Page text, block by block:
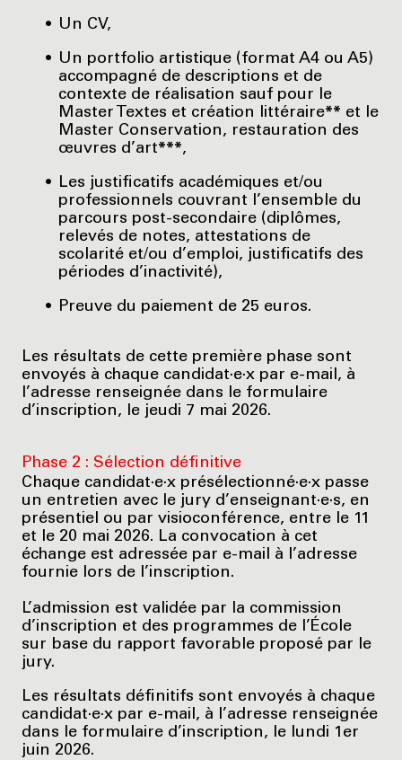
Un CV,
Un portfolio artistique (format A4 ou A5)
accompagné de descriptions et de
contexte de réalisation sauf pour le
Master Textes et création littéraire** et le
Master Conservation, restauration des
œuvres d’art***,
Les justificatifs académiques et/ou
professionnels couvrant l’ensemble du
parcours post-secondaire (diplômes,
relevés de notes, attestations de
scolarité et/ou d’emploi, justificatifs des
périodes d’inactivité),
Preuve du paiement de 25 euros.
Les résultats de cette première phase sont
envoyés à chaque candidat·e·x par e-mail, à
l’adresse renseignée dans le formulaire
d’inscription, le jeudi 7 mai 2026.
Phase 2 : Sélection définitive
Chaque candidat·e·x présélectionné·e·x passe
un entretien avec le jury d’enseignant·e·s, en
présentiel ou par visioconférence, entre le 11
et le 20 mai 2026. La convocation à cet
échange est adressée par e-mail à l’adresse
fournie lors de l’inscription.
L’admission est validée par la commission
d’inscription et des programmes de l’École
sur base du rapport favorable proposé par le
jury.
Les résultats définitifs sont envoyés à chaque
candidat·e·x par e-mail, à l’adresse renseignée
dans le formulaire d’inscription, le lundi 1er
juin 2026.